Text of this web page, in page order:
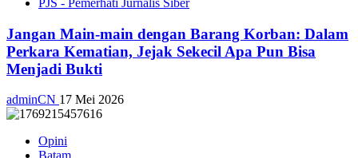
Jangan Main-main dengan Barang Korban: Dalam
Perkara Kematian, Jejak Sekecil Apa Pun Bisa
Menjadi Bukti
adminCN 17 Mei 2026
Opini